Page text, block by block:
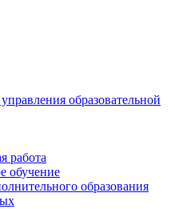
образовательной
работа
обучение
образования